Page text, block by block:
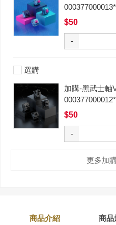
$50
-
選購
加購-黑武士軸
$50
-
更多加
商品介紹 商品